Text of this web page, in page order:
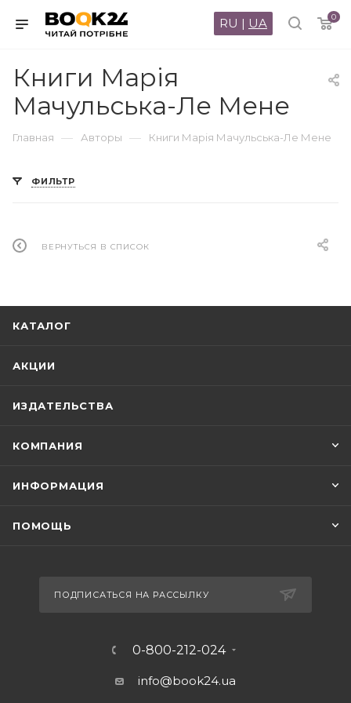
0
RU | UA
Книги Марія
Мачульська-Ле Мене
Главная — Авторы — Книги Марія Мачульська-Ле Мене
ФИЛЬТР
ВЕРНУТЬСЯ В СПИСОК
КАТАЛОГ
АКЦИИ
ИЗДАТЕЛЬСТВА
КОМПАНИЯ
ИНФОРМАЦИЯ
ПОМОЩЬ
ПОДПИСАТЬСЯ НА РАССЫЛКУ
0-800-212-024
info@book24.ua